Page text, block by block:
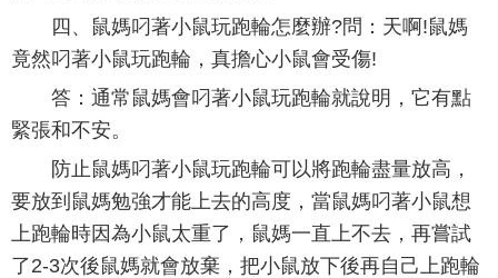
四、鼠媽叼著小鼠玩跑輪怎麼辦?問：天啊!鼠媽
竟然叼著小鼠玩跑輪，真擔心小鼠會受傷!
答：通常鼠媽會叼著小鼠玩跑輪就說明，它有點
緊張和不安。
防止鼠媽叼著小鼠玩跑輪可以將跑輪盡量放高，
要放到鼠媽勉強才能上去的高度，當鼠媽叼著小鼠想
上跑輪時因為小鼠太重了，鼠媽一直上不去，再嘗試
了2-3次後鼠媽就會放棄，把小鼠放下後再自己上跑輪